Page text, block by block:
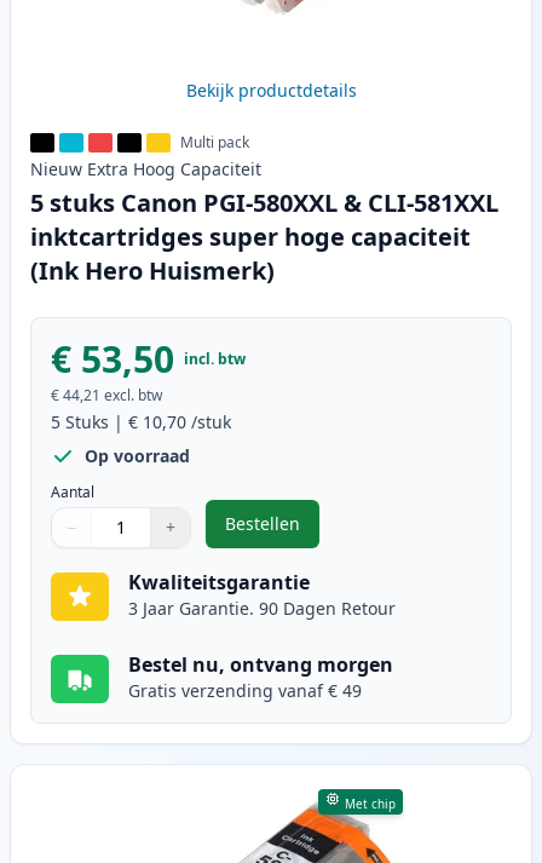
Bekijk productdetails
Multi pack
Nieuw Extra Hoog Capaciteit
5 stuks Canon PGI-580XXL & CLI-581XXL
inktcartridges super hoge capaciteit
(Ink Hero Huismerk)
€ 53,50 incl. btw
€ 44,21 excl. btw
5 Stuks | € 10,70 /stuk
Op voorraad
Aantal
Gebruik de knoppen om aan te passen
− +
1
Bestellen
,5 stuks Canon PGI-580XXL &
Kwaliteitsgarantie
3 Jaar Garantie. 90 Dagen Retour
Bestel nu, ontvang morgen
Gratis verzending vanaf € 49
Met chip